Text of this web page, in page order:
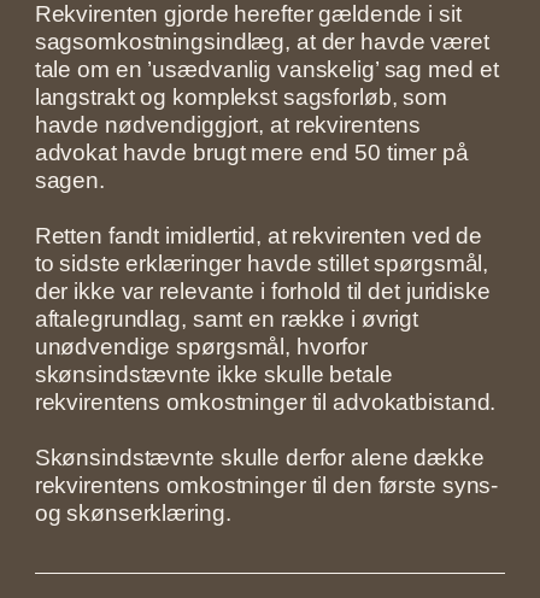
Rekvirenten gjorde herefter gældende i sit
sagsomkostningsindlæg, at der havde været
tale om en ’usædvanlig vanskelig’ sag med et
langstrakt og komplekst sagsforløb, som
havde nødvendiggjort, at rekvirentens
advokat havde brugt mere end 50 timer på
sagen.
Retten fandt imidlertid, at rekvirenten ved de
to sidste erklæringer havde stillet spørgsmål,
der ikke var relevante i forhold til det juridiske
aftalegrundlag, samt en række i øvrigt
unødvendige spørgsmål, hvorfor
skønsindstævnte ikke skulle betale
rekvirentens omkostninger til advokatbistand.
Skønsindstævnte skulle derfor alene dække
rekvirentens omkostninger til den første syns-
og skønserklæring.